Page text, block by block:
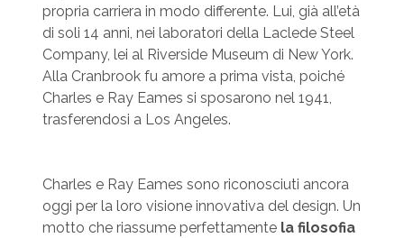
propria carriera in modo differente. Lui, già all’età
di soli 14 anni, nei laboratori della Laclede Steel
Company, lei al Riverside Museum di New York.
Alla Cranbrook fu amore a prima vista, poiché
Charles e Ray Eames si sposarono nel 1941,
trasferendosi a Los Angeles.
Charles e Ray Eames sono riconosciuti ancora
oggi per la loro visione innovativa del design. Un
motto che riassume perfettamente la filosofia